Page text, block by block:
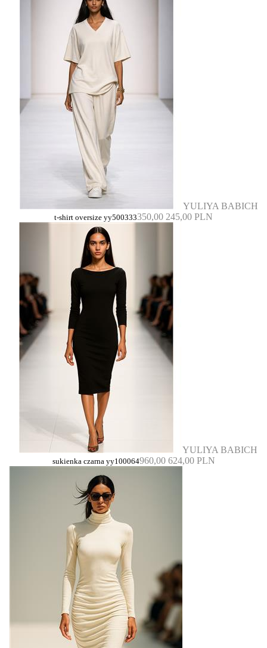
YULIYA BABICH
t-shirt oversize yy500333350,00 245,00 PLN
YULIYA BABICH
sukienka czarna yy100064960,00 624,00 PLN